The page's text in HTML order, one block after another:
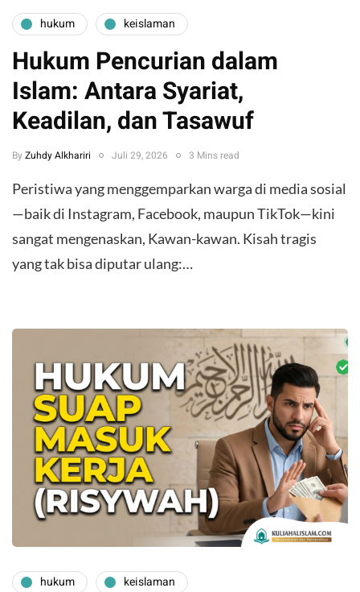
hukum keislaman
Hukum Pencurian dalam
Islam: Antara Syariat,
Keadilan, dan Tasawuf
By Zuhdy Alkhariri Juli 29, 2026 3 Mins read
​Peristiwa yang menggemparkan warga di media sosial
—baik di Instagram, Facebook, maupun TikTok—kini
sangat mengenaskan, Kawan-kawan. Kisah tragis
yang tak bisa diputar ulang:…
hukum keislaman